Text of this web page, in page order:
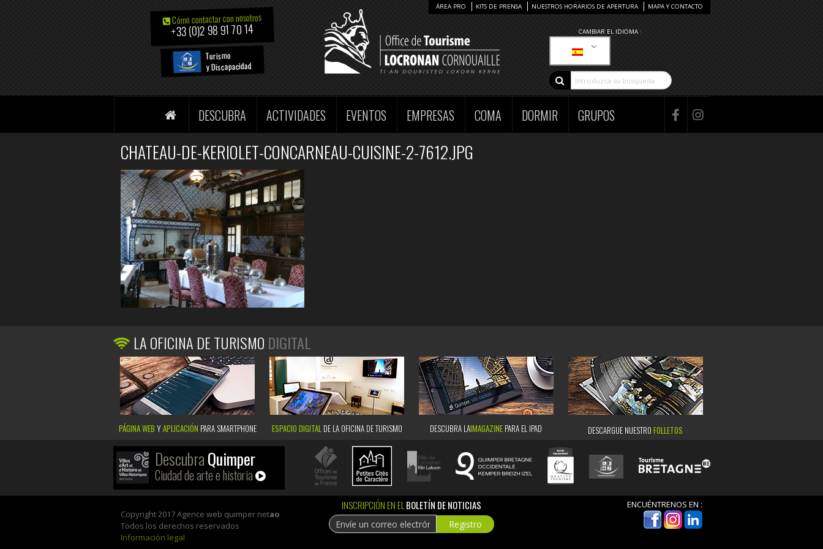
Cómo contactar con nosotros
+33 (0)2 98 91 70 14
Turismo
y Discapacidad
CAMBIAR EL IDIOMA :
ÁREA PRO KITS DE PRENSA NUESTROS HORARIOS DE APERTURA MAPA Y CONTACTO
DESCUBRA ACTIVIDADES EVENTOS EMPRESAS COMA DORMIR GRUPOS
CHATEAU-DE-KERIOLET-CONCARNEAU-CUISINE-2-7612.JPG
LA OFICINA DE TURISMO DIGITAL
PÁGINA WEB YAPLICACIÓN PARA SMARTPHONE ESPACIO DIGITALDE LA OFICINA DE TURISMO DESCUBRA LAIMAGAZINE PARA EL IPAD DESCARGUE NUESTROFOLLETOS
DescubraQuimper
Ciudad de arte e historia
Copyright 2017 Agence web quimper netao
Todos los derechos reservados
Información legal
INSCRIPCIÓN EN EL BOLETÍN DE NOTICIAS ENCUÉNTRENOS EN :